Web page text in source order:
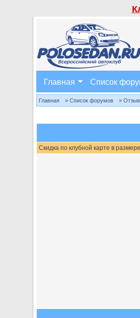
Главная Список
Главная » Список форумов »
Скидка по клубной карте в